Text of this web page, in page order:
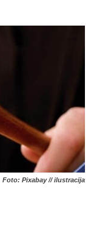
Foto: Pixabay // ilustracija